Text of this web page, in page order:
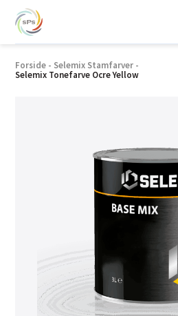
Forside - Selemix Stamfarver -
Selemix Tonefarve Ocre Yellow